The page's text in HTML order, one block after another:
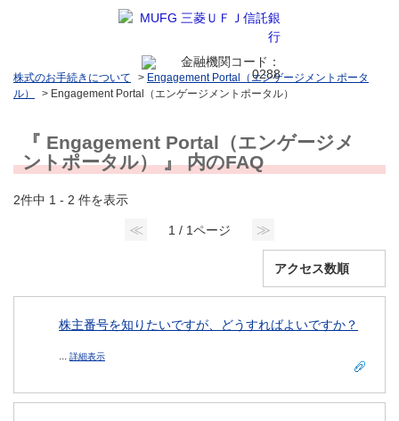
株式のお手続きについて > Engagement Portal（エンゲージメントポータ
ル）
> Engagement Portal（エンゲージメントポータル）
『 Engagement Portal（エンゲージメ
ントポータル） 』 内のFAQ
2件中 1 - 2 件を表示
≪ 1 / 1ページ ≫
株主番号を知りたいですが、どうすればよいですか？
... 詳細表示